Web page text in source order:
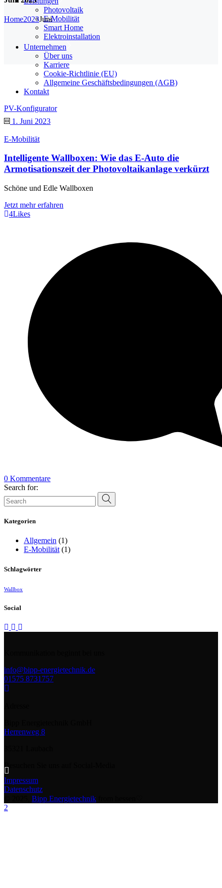
Photovoltaik
E-Mobilität
Smart Home
Elektroinstallation
Unternehmen
Über uns
Karriere
Cookie-Richtlinie (EU)
Allgemeine Geschäftsbedingungen (AGB)
Kontakt
PV-Konfigurator
Home2023Juni
1. Juni 2023
E-Mobilität
Intelligente Wallboxen: Wie das E-Auto die
Armotisationszeit der Photovoltaikanlage verkürzt
Schöne und Edle Wallboxen
Jetzt mehr erfahren
4Likes
0 Kommentare
Search for:
Kategorien
Allgemein (1)
E-Mobilität(1)
Schlagwörter
Wallbox
Social
info@bipp-energietechnik.de
01575 8731757
Herrenweg 8
Besuchen Sie uns auf Social-Media
Impressum
Datenschutz
Bipp Energietechnik